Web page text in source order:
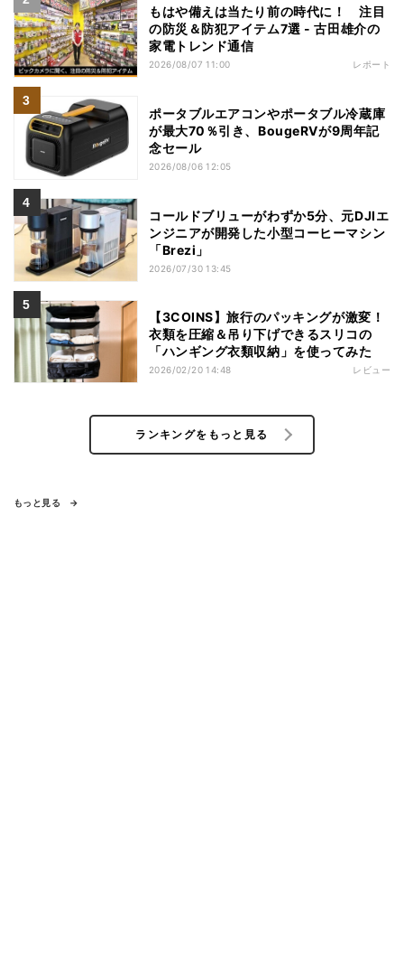
もはや備えは当たり前の時代に！ 注目
の防災＆防犯アイテム7選 - 古田雄介の
家電トレンド通信
2026/08/07 11:00 レポート
ポータブルエアコンやポータブル冷蔵庫
が最大70％引き、BougeRVが9周年記
念セール
2026/08/06 12:05
コールドブリューがわずか5分、元DJIエ
ンジニアが開発した小型コーヒーマシン
「Brezi」
2026/07/30 13:45
【3COINS】旅行のパッキングが激変！
衣類を圧縮＆吊り下げできるスリコの
「ハンギング衣類収納」を使ってみた
2026/02/20 14:48 レビュー
ランキングをもっと見る
もっと見る